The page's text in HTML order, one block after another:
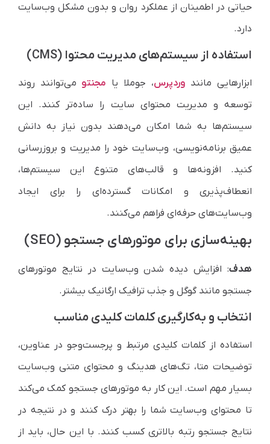
حیاتی در اطمینان از عملکرد روان و بدون مشکل وب‌سایت
دارد.
استفاده از سیستم‌های مدیریت محتوا (CMS)
ابزارهایی مانند وردپرس، جوملا یا مجنتو می‌توانند روند
توسعه و مدیریت محتوای سایت را ساده‌تر کنند. این
سیستم‌ها به شما امکان می‌دهند بدون نیاز به دانش
عمیق برنامه‌نویسی، وب‌سایت خود را مدیریت و بروزرسانی
کنید. افزونه‌ها و قالب‌های متنوع این سیستم‌ها،
انعطاف‌پذیری و امکانات گسترده‌ای را برای ایجاد
وب‌سایت‌های حرفه‌ای فراهم می‌کنند.
بهینه‌سازی برای موتورهای جستجو (SEO)
هدف: افزایش دیده شدن وب‌سایت در نتایج موتورهای
جستجو مانند گوگل و جذب ترافیک ارگانیک بیشتر.
انتخاب و به‌کارگیری کلمات کلیدی مناسب
استفاده از کلمات کلیدی مرتبط و پرجست‌وجو در عناوین،
توضیحات متا، تگ‌های هدینگ و محتوای متنی وب‌سایت
بسیار مهم است. این کار به موتورهای جستجو کمک می‌کند
تا محتوای وب‌سایت شما را بهتر درک کنند و در نتیجه در
نتایج جستجو رتبه بالاتری کسب کنند. با این حال، باید از